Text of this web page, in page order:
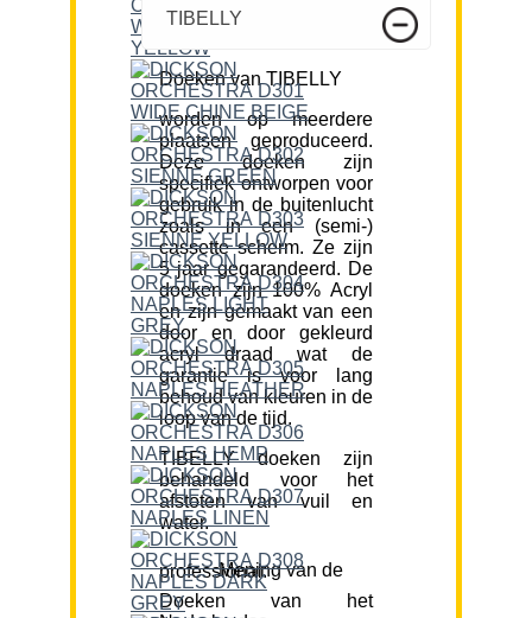
TIBELLY
Doeken van TIBELLY
worden op meerdere
plaatsen geproduceerd.
Deze doeken zijn
specifiek ontworpen voor
gebruik in de buitenlucht
zoals in een (semi-)
cassette scherm. Ze zijn
5 jaar gegarandeerd. De
doeken zijn 100% Acryl
en zijn gemaakt van een
door en door gekleurd
acryl draad wat de
garantie is voor lang
behoud van kleuren in de
loop van de tijd.
TIBELLY doeken zijn
behandeld voor het
afstoten van vuil en
water.
Mening van de professional:
Doeken van het